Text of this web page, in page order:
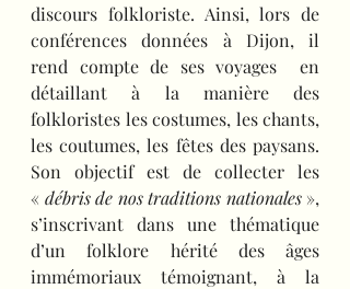
discours folkloriste. Ainsi, lors de
conférences données à Dijon, il
rend compte de ses voyages  en
détaillant à la manière des
folkloristes les costumes, les chants,
les coutumes, les fêtes des paysans.
Son objectif est de collecter les
« débris de nos traditions nationales »,
s’inscrivant dans une thématique
d’un folklore hérité des âges
immémoriaux témoignant, à la